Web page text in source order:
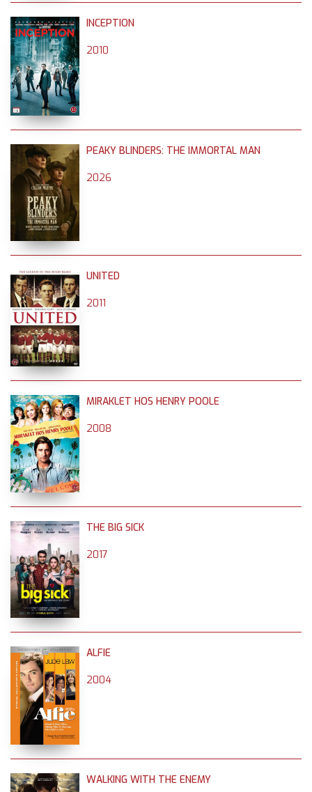
INCEPTION
2010
PEAKY BLINDERS: THE IMMORTAL MAN
2026
UNITED
2011
MIRAKLET HOS HENRY POOLE
2008
THE BIG SICK
2017
ALFIE
2004
WALKING WITH THE ENEMY